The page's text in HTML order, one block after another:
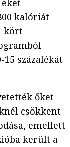
–
kalóriát
kört
százalékát
őket
csökkent
emellett
került a